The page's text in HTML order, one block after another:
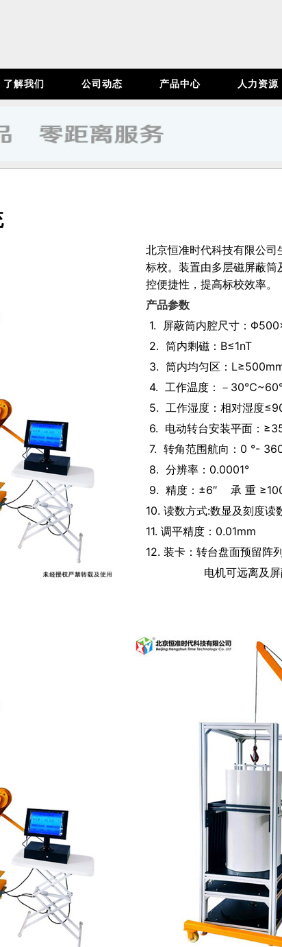
了解我们 公司动态 产品中心 人力资源
北京恒准时代科技有限公
标校。装置由多层磁屏蔽
控便捷性，提高标校效率。
产品参数
1. 屏蔽筒内腔尺寸：
2. 筒内剩磁：B≤1nT
3. 筒内均匀区：
4. 工作温度：－
5. 工作湿度：相对湿度
6. 电动转台安装平面：
7. 转角范围航向：0 °-
8. 分辨率：0.0001°
9. 精度：±6″ 承 重
10. 读数方式:数显及刻度读
11. 调平精度：0.01mm
12. 装卡：转台盘面预留阵
电机可远离及屏蔽处